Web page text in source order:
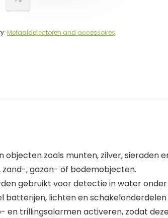
Metaaldetectoren and accessoires
zoals munten, zilver, sieraden
, gazon- of bodemobjecten.
gebruikt voor detectie in water
lichten en
trillingsalarmen activeren, zodat